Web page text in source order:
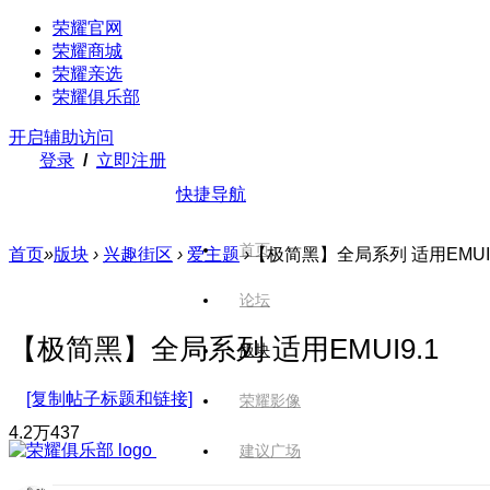
荣耀官网
荣耀商城
荣耀亲选
荣耀俱乐部
开启辅助访问
登录 / 立即注册
快捷导航
首页
论坛
版块
荣耀影像
建议广场
首页»版块 › 兴趣街区 › 爱主题 ›【极简黑】全局系列 适用
【极简黑】全局系列 适用EMUI9.1
[复制帖子标题和链接]
4.2万437